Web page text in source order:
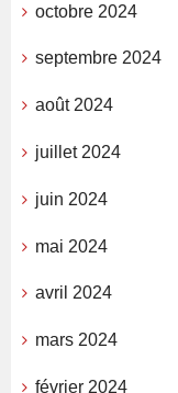
octobre 2024
septembre 2024
août 2024
juillet 2024
juin 2024
mai 2024
avril 2024
mars 2024
février 2024